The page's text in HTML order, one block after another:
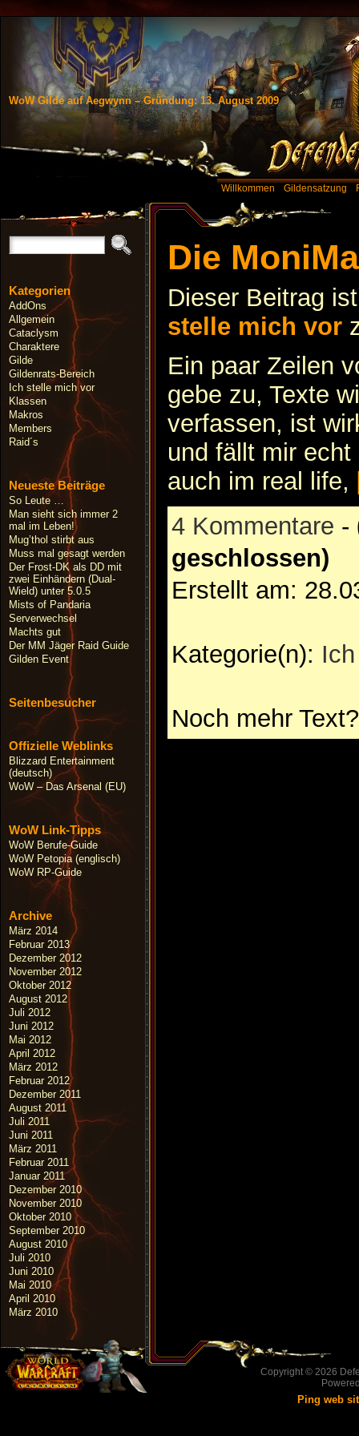
WoW Gilde auf Aegwynn – Gründung: 13. August 2009
Willkommen Gildensatzung
Kategorien
AddOns
Allgemein
Cataclysm
Charaktere
Gilde
Gildenrats-Bereich
Ich stelle mich vor
Klassen
Makros
Members
Raid´s
Neueste Beiträge
So Leute …
Man sieht sich immer 2
mal im Leben!
Mug’thol stirbt aus
Muss mal gesagt werden
Der Frost-DK als DD mit
zwei Einhändern (Dual-
Wield) unter 5.0.5
Mists of Pandaria
Serverwechsel
Machts gut
Der MM Jäger Raid Guide
Gilden Event
Seitenbesucher
Offizielle Weblinks
Blizzard Entertainment
(deutsch)
WoW – Das Arsenal (EU)
WoW Link-Tipps
WoW Berufe-Guide
WoW Petopia (englisch)
WoW RP-Guide
Archive
März 2014
Februar 2013
Dezember 2012
November 2012
Oktober 2012
August 2012
Juli 2012
Juni 2012
Mai 2012
April 2012
März 2012
Februar 2012
Dezember 2011
August 2011
Juli 2011
Juni 2011
März 2011
Februar 2011
Januar 2011
Dezember 2010
November 2010
Oktober 2010
September 2010
August 2010
Juli 2010
Juni 2010
Mai 2010
April 2010
März 2010
Die
Dieser Beitrag
stelle mich vor
Ein paar Zeilen
gebe zu, Texte
verfassen, ist
und fällt mir
auch im real life,
4 Kommentare -
geschlossen)
Erstellt am:
Kategorie(n):
Noch mehr
Copyright © 2026
Ping web